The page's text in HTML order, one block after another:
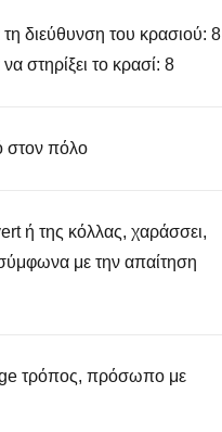
διεύθυνση του κρασιού: 8
στηρίξει το κρασί: 8
στον πόλο
ή της κόλλας, χαράσσει,
με την απαίτηση
τρόπος, πρόσωπο με